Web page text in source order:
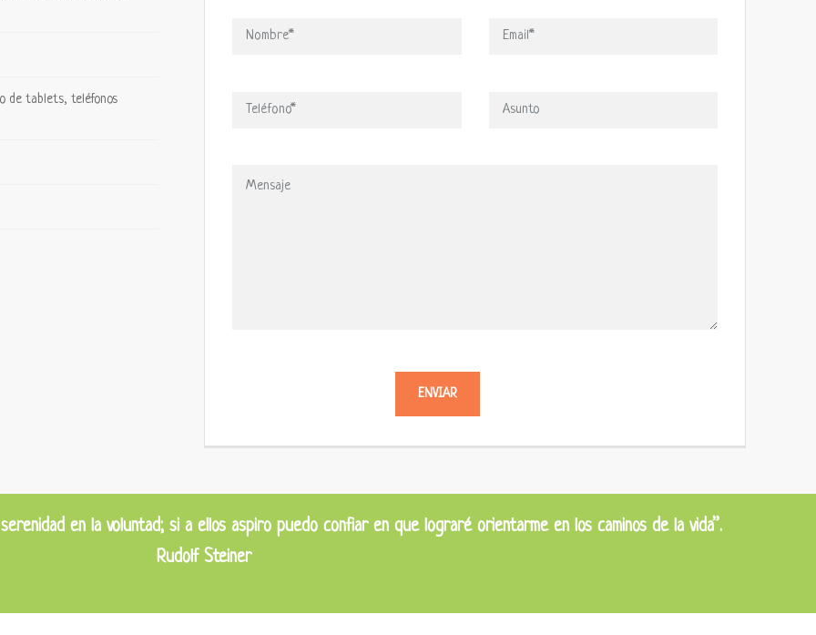
de tablets, teléfonos
en la voluntad; si a ellos aspiro puedo confiar en que lograré orientarme en los caminos de la vida”.
Rudolf Steiner